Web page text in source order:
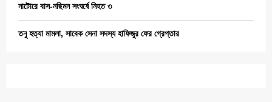
নাটোরে বাস-নছিমন সংঘর্ষে নিহত ৩
তনু হত্যা মামলা, সাবেক সেনা সদস্য হাফিজুর ফের গ্রেপ্তার